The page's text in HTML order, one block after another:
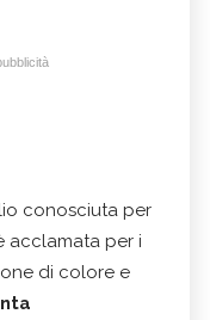
conosciuta per
acclamata per i
di colore e